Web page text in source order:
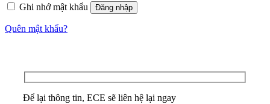
Ghi nhớ mật khẩu Đăng nhập
Quên mật khẩu?
Để lại thông tin, ECE sẽ liên hệ lại ngay